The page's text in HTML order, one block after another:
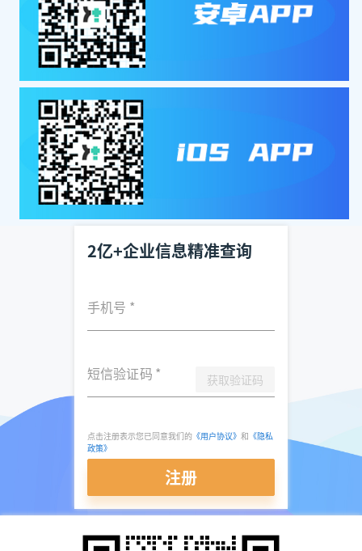
2亿+企业信息精准查询
手机号 *
短信验证码 * 获取验证码
点击注册表示您已同意我们的 《用户协议》 和 《隐私
政策》
注册